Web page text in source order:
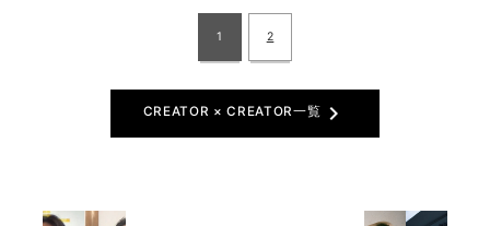
1 2
CREATOR × CREATOR一覧 chevron_right